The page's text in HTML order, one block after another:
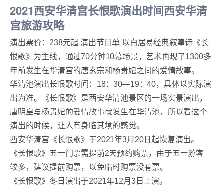
2021西安华清宫长恨歌演出时间西安华清
宫旅游攻略
演出票价：238元起 演出节目单 以白居易经典叙事诗《长
恨歌》为主线，通过70分钟10幕场景，艺术再现了1300多
年前发生在华清宫的唐玄宗和杨贵妃之间的爱情故事。
华清池演出长恨歌时间：18：30—19：40，具体以实际演
出为准。《长恨歌》是西安华清池景区的一场实景演出，
唐明皇与杨贵妃的爱情故事就发生在华清池，所以看这个
演出的时候，让人有身临其境的感觉。
西安华清宫《长恨歌》于2021年3月20日起恢复演出。
《长恨歌》五一门票需提前2天预约购票，由于五一游客
较多，建议提前购票，以免临时购票没有票。
《长恨歌》冬日演出于2021年12月3日上演。